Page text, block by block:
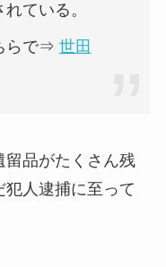
ている。
らで⇒ 世田
留品がたくさん残
人逮捕に至って